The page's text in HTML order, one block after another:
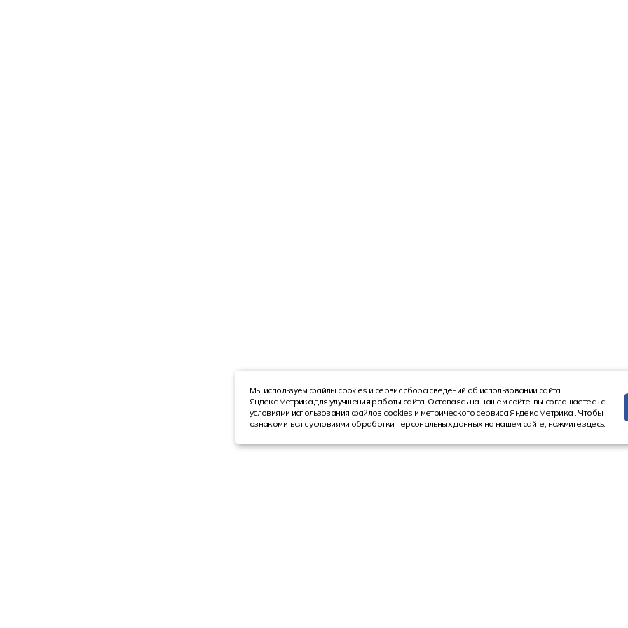
Мы используем файлы cookies и сервис сбора сведений об использовании сайта
Яндекс.Метрика для улучшения работы сайта. Оставаясь на нашем сайте, вы соглашаетесь с
условиями использования файлов cookies и метрического сервиса Яндекс.Метрика . Чтобы
ознакомиться с условиями обработки персональных данных на нашем сайте, нажмите здесь.